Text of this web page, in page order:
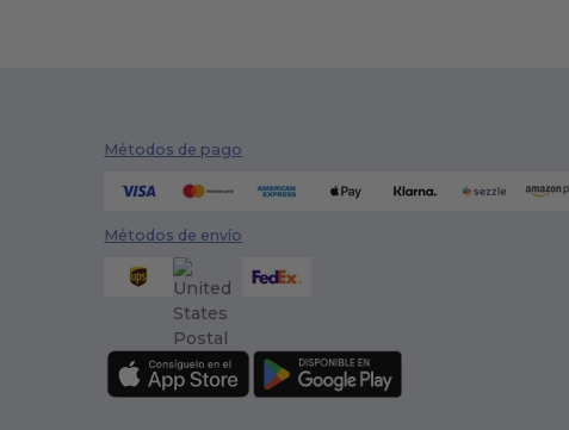
Métodos de pago
Métodos de envío